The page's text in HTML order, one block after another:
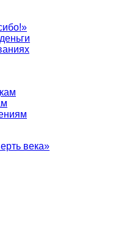
века»